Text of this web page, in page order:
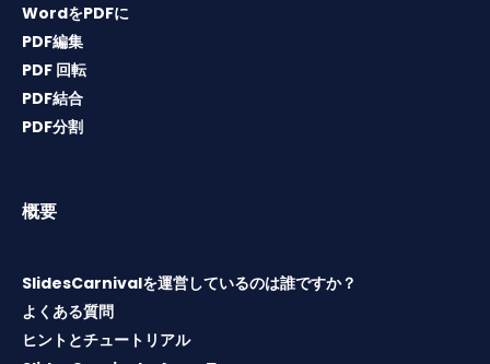
WordをPDFに
PDF編集
PDF 回転
PDF結合
PDF分割
概要
SlidesCarnivalを運営しているのは誰ですか？
よくある質問
ヒントとチュートリアル